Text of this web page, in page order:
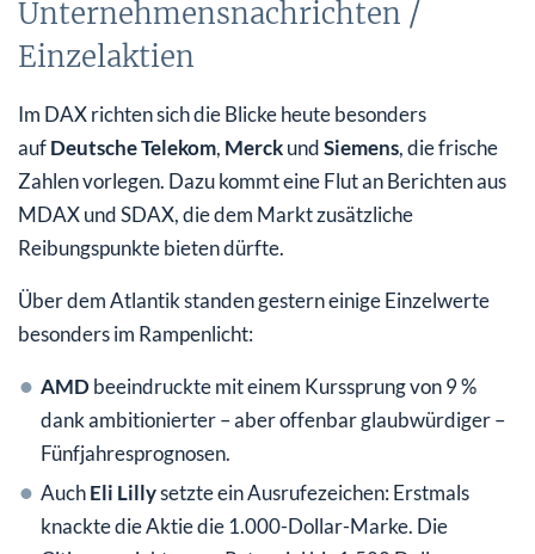
Unternehmensnachrichten /
Einzelaktien
Im DAX richten sich die Blicke heute besonders
aufDeutsche Telekom, MerckundSiemens, die frische
Zahlen vorlegen. Dazu kommt eine Flut an Berichten aus
MDAX und SDAX, die dem Markt zusätzliche
Reibungspunkte bieten dürfte.
Über dem Atlantik standen gestern einige Einzelwerte
besonders im Rampenlicht:
AMDbeeindruckte mit einem Kurssprung von 9 %
dank ambitionierter – aber offenbar glaubwürdiger –
Fünfjahresprognosen.
AuchEli Lillysetzte ein Ausrufezeichen: Erstmals
knackte die Aktie die 1.000-Dollar-Marke. Die